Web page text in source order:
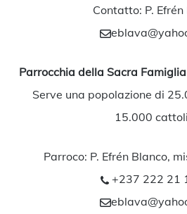
Contatto: P.
Parrocchia della Sacra Famiglia
Serve una popolazione di
15.000
Parroco: P. Efrén Blanco,
+237 222 21